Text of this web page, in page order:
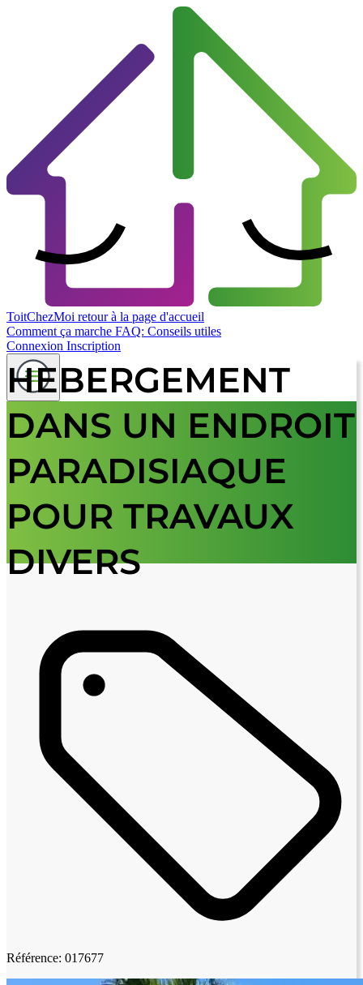
ToitChezMoi retour à la page d'accueil
Comment ça marche FAQ: Conseils utiles
Connexion Inscription
HEBERGEMENT
DANS UN ENDROIT
PARADISIAQUE
POUR TRAVAUX
DIVERS
Référence: 017677